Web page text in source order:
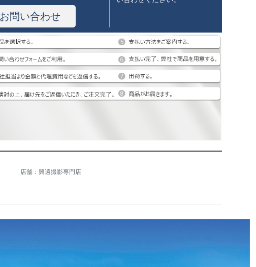
お問い合わせ
店舗：興遠撮影専門店